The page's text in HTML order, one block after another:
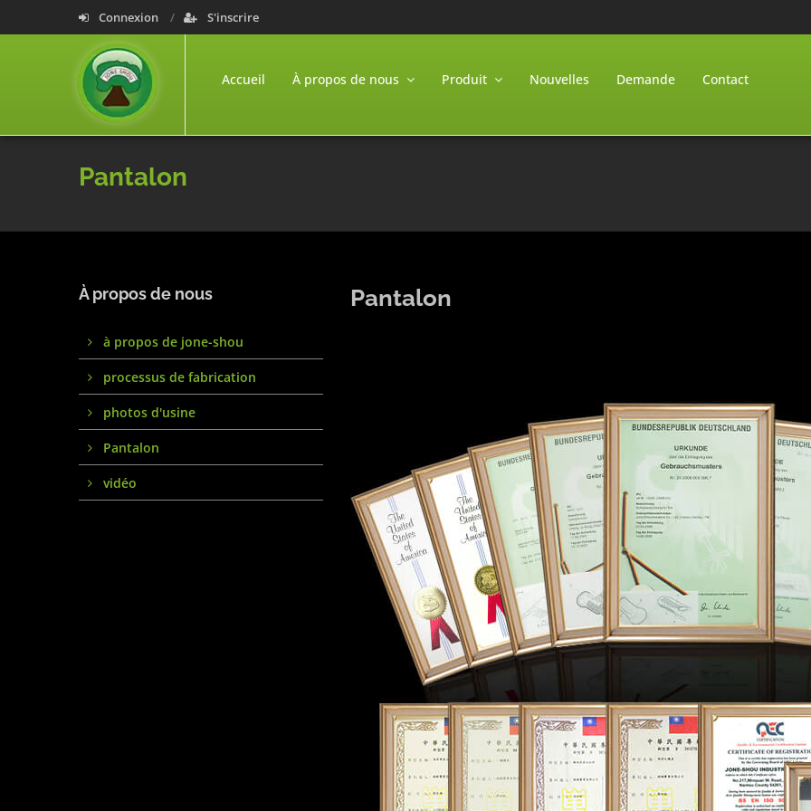
Connexion S'inscrire
Accueil À propos de nous Produit Nouvelles Demande Contact
Pantalon
Pantalon
À propos de nous
à propos de jone-shou
processus de fabrication
photos d'usine
Pantalon
vidéo